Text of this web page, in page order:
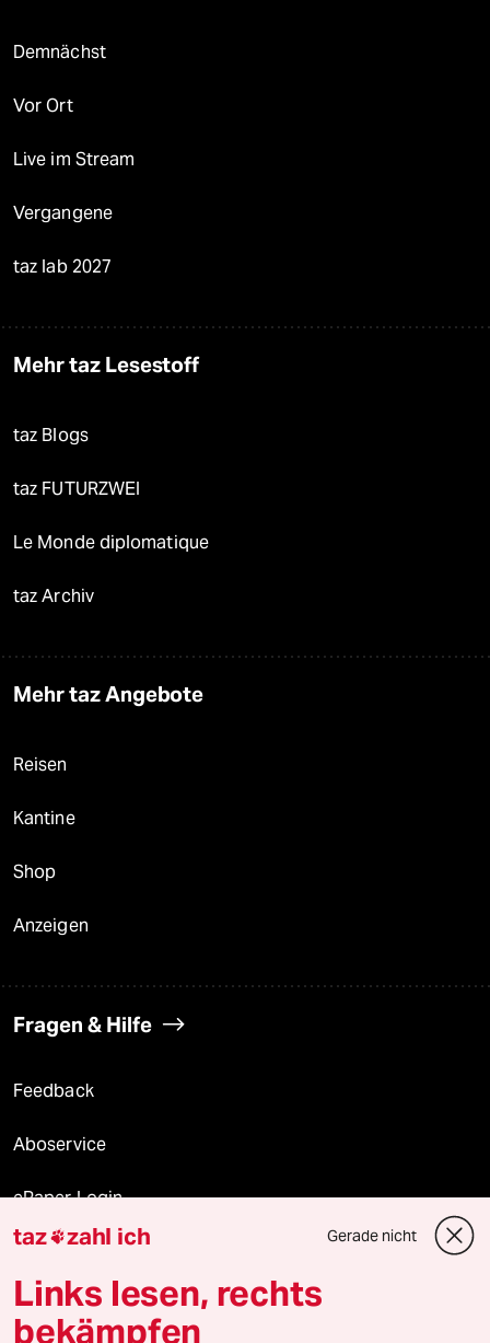
Demnächst
Vor Ort
Live im Stream
Vergangene
taz lab 2027
Mehr taz Lesestoff
taz Blogs
taz FUTURZWEI
Le Monde diplomatique
taz Archiv
Mehr taz Angebote
Reisen
Kantine
Shop
Anzeigen
Fragen & Hilfe
Feedback
Aboservice
ePaper Login
Downloads für Abonnierende
taz zahl ich Gerade nicht
Links lesen, rechts
bekämpfen